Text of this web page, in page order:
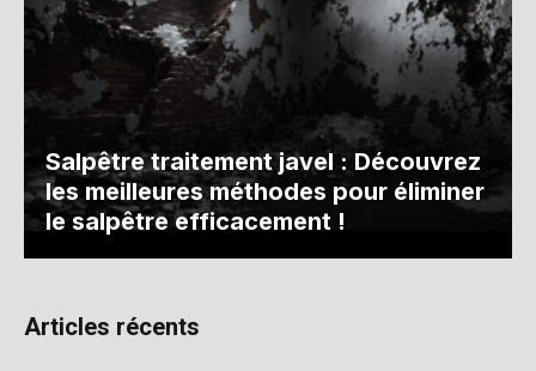
Salpêtre traitement javel : Découvrez
les meilleures méthodes pour éliminer
le salpêtre efficacement !
Articles récents